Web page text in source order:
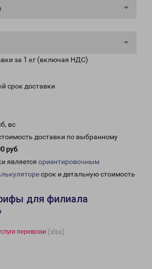
за 1 кг (включая НДС)
срок доставки
вс
доставки по выбранному
руб.
является ориентировочным
срок и детальную стоимость
для филиала
перевозки (xlsx)